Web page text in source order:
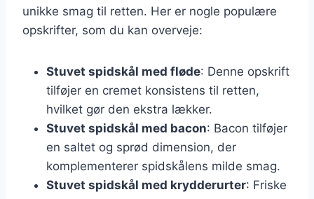
unikke smag til retten. Her er nogle populære
opskrifter, som du kan overveje:
Stuvet spidskål med fløde: Denne opskrift
tilføjer en cremet konsistens til retten,
hvilket gør den ekstra lækker.
Stuvet spidskål med bacon: Bacon tilføjer
en saltet og sprød dimension, der
komplementerer spidskålens milde smag.
Stuvet spidskål med krydderurter: Friske